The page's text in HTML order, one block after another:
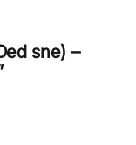
sne) –